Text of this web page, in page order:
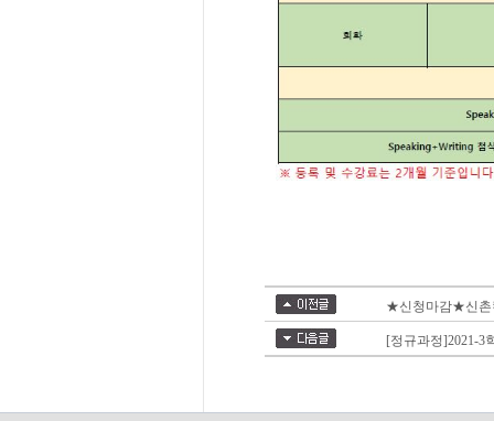
★신청마감★신촌
[정규과정]2021-3